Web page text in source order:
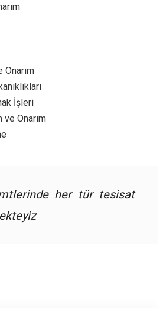
Onarım
İşleri
ve Onarım
her tür tesisat